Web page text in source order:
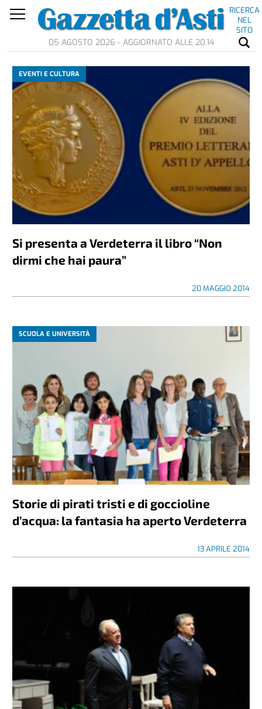
RICERCA
NEL
SITO
05 AGOSTO 2026 - AGGIORNATO ALLE 20.14
EVENTI E CULTURA
Si presenta a Verdeterra il libro “Non
dirmi che hai paura”
20 MAGGIO 2014
SCUOLA E UNIVERSITÀ
Storie di pirati tristi e di goccioline
d’acqua: la fantasia ha aperto Verdeterra
13 APRILE 2014